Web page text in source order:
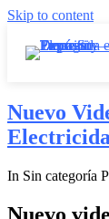
Skip to content
Nuevo
In Sin categoría
Nuevo